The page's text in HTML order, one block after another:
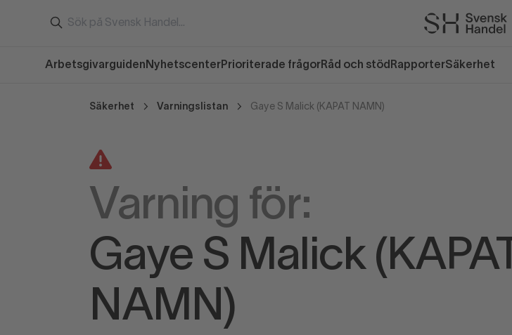
Arbetsgivarguiden Nyhetscenter Prioriterade frågor Råd och stöd RapporterSäkerhet
Säkerhet Varningslistan Gaye S Malick (KAPAT NAMN)
Varning för:
Gaye S Malick (KAPAT
NAMN)